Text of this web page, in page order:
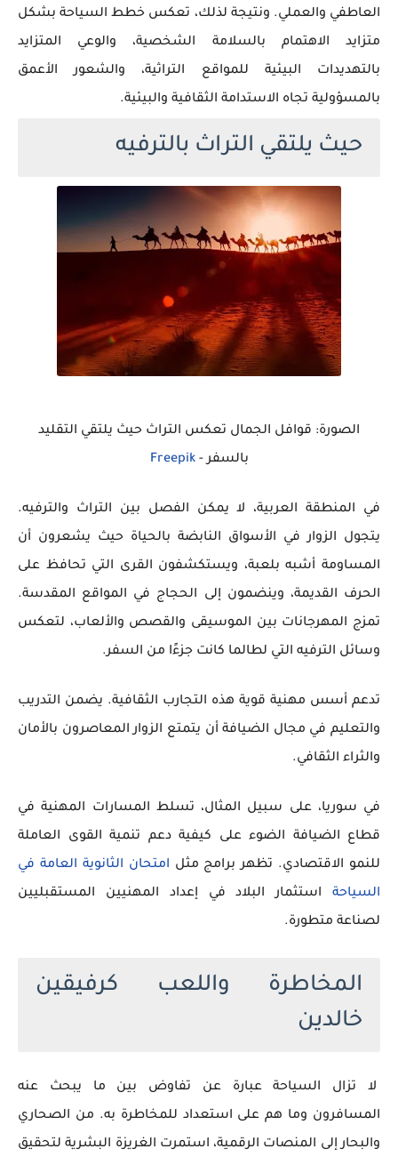
العاطفي والعملي. ونتيجة لذلك، تعكس خطط السياحة بشكل
متزايد الاهتمام بالسلامة الشخصية، والوعي المتزايد
بالتهديدات البيئية للمواقع التراثية، والشعور الأعمق
بالمسؤولية تجاه الاستدامة الثقافية والبيئية.
حيث يلتقي التراث بالترفيه
الصورة: قوافل الجمال تعكس التراث حيث يلتقي التقليد
بالسفر -Freepik
في المنطقة العربية، لا يمكن الفصل بين التراث والترفيه.
يتجول الزوار في الأسواق النابضة بالحياة حيث يشعرون أن
المساومة أشبه بلعبة، ويستكشفون القرى التي تحافظ على
الحرف القديمة، وينضمون إلى الحجاج في المواقع المقدسة.
تمزج المهرجانات بين الموسيقى والقصص والألعاب، لتعكس
وسائل الترفيه التي لطالما كانت جزءًا من السفر.
تدعم أسس مهنية قوية هذه التجارب الثقافية. يضمن التدريب
والتعليم في مجال الضيافة أن يتمتع الزوار المعاصرون بالأمان
والثراء الثقافي.
في سوريا، على سبيل المثال، تسلط المسارات المهنية في
قطاع الضيافة الضوء على كيفية دعم تنمية القوى العاملة
للنمو الاقتصادي. تظهر برامج مثل امتحان الثانوية العامة في
السياحة استثمار البلاد في إعداد المهنيين المستقبليين
لصناعة متطورة.
المخاطرة واللعب كرفيقين
خالدين
لا تزال السياحة عبارة عن تفاوض بين ما يبحث عنه
المسافرون وما هم على استعداد للمخاطرة به. من الصحاري
والبحار إلى المنصات الرقمية، استمرت الغريزة البشرية لتحقيق